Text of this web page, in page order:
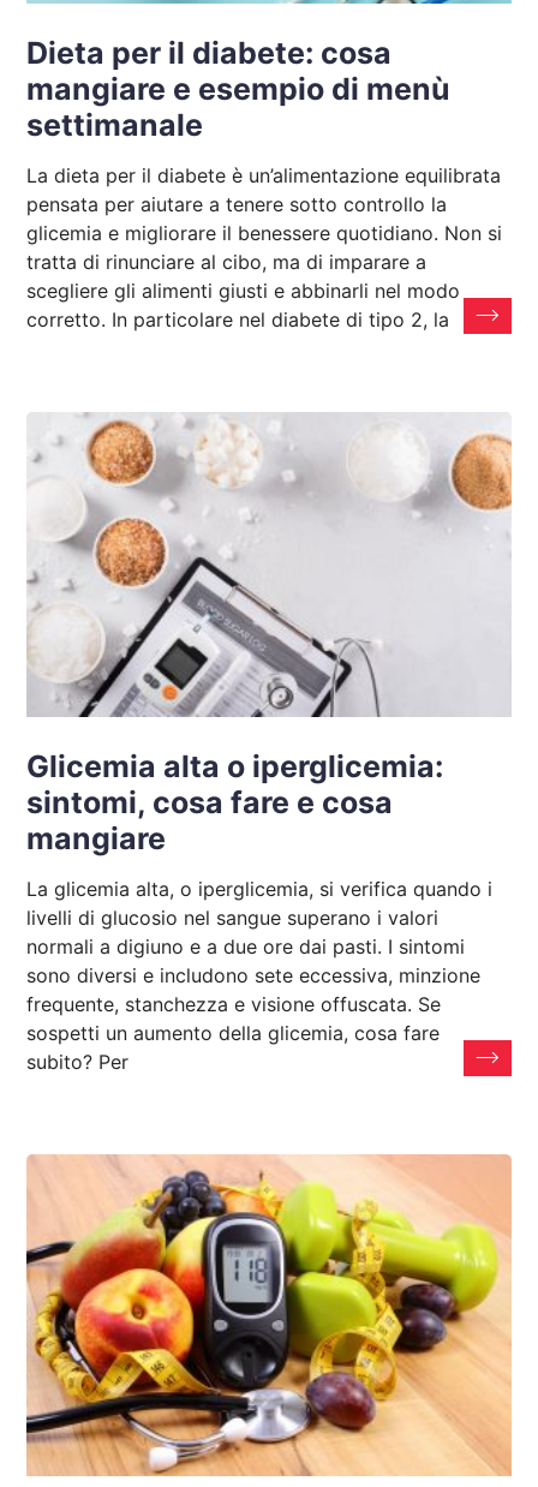
Dieta per il diabete: cosa
mangiare e esempio di menù
settimanale
La dieta per il diabete è un’alimentazione equilibrata
pensata per aiutare a tenere sotto controllo la
glicemia e migliorare il benessere quotidiano. Non si
tratta di rinunciare al cibo, ma di imparare a
scegliere gli alimenti giusti e abbinarli nel modo
corretto. In particolare nel diabete di tipo 2, la
Glicemia alta o iperglicemia:
sintomi, cosa fare e cosa
mangiare
La glicemia alta, o iperglicemia, si verifica quando i
livelli di glucosio nel sangue superano i valori
normali a digiuno e a due ore dai pasti. I sintomi
sono diversi e includono sete eccessiva, minzione
frequente, stanchezza e visione offuscata. Se
sospetti un aumento della glicemia, cosa fare
subito? Per